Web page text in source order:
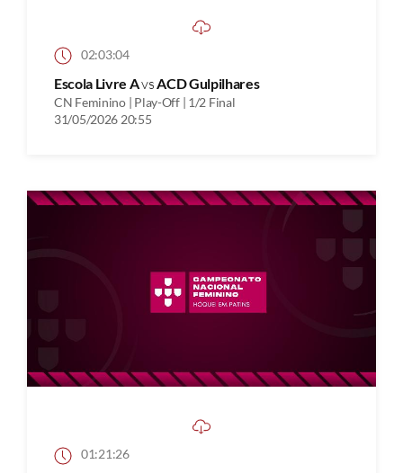
02:03:04
Escola Livre AvsACD Gulpilhares
CN Feminino | Play-Off | 1/2 Final
31/05/2026 20:55
01:21:26